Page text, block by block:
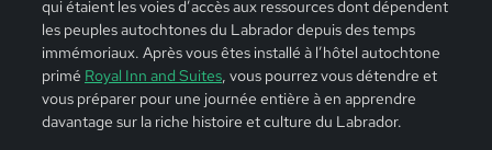
qui étaient les voies d’accès aux ressources dont dépendent
les peuples autochtones du Labrador depuis des temps
immémoriaux. Après vous êtes installé à l’hôtel autochtone
primé Royal Inn and Suites, vous pourrez vous détendre et
vous préparer pour une journée entière à en apprendre
davantage sur la riche histoire et culture du Labrador.